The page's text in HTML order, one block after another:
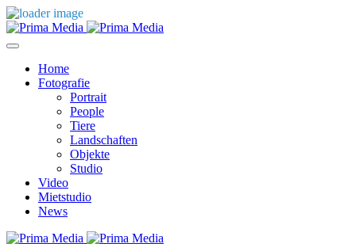
Home
Fotografie
Portrait
People
Tiere
Landschaften
Objekte
Studio
Video
Mietstudio
News